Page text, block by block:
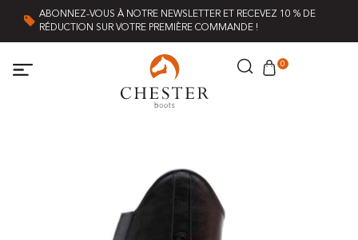
ABONNEZ-VOUS À NOTRE NEWSLETTER ET RECEVEZ 10 % DE
RÉDUCTION SUR VOTRE PREMIÈRE COMMANDE !
0